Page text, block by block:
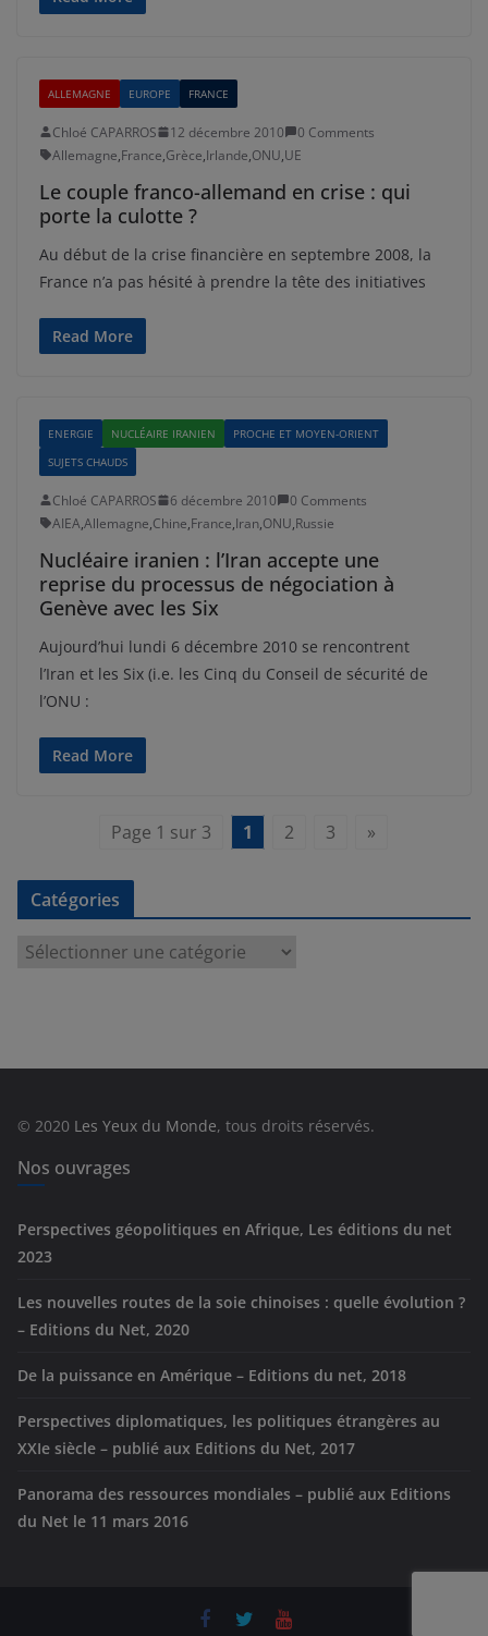
ALLEMAGNE EUROPE FRANCE
Chloé CAPARROS 12 décembre 2010
0 Comments
Allemagne,France,Grèce,Irlande,ONU,UE
Le couple franco-allemand en crise : qui
porte la culotte ?
Au début de la crise financière en septembre 2008, la
France n’a pas hésité à prendre la tête des initiatives
Read More
ENERGIE NUCLÉAIRE IRANIEN
PROCHE ET MOYEN-ORIENT
SUJETS CHAUDS
Chloé CAPARROS 6 décembre 2010
0 Comments
AIEA,Allemagne,Chine,France,Iran,ONU,Russie
Nucléaire iranien : l’Iran accepte une
reprise du processus de négociation à
Genève avec les Six
Aujourd’hui lundi 6 décembre 2010 se rencontrent
l’Iran et les Six (i.e. les Cinq du Conseil de sécurité de
l’ONU :
Read More
Page 1 sur 3 1 2 3 »
Catégories
e
s
© 2020 Les Yeux du Monde, tous droits réservés.
Nos ouvrages
Perspectives géopolitiques en Afrique, Les éditions du net
2023
Les nouvelles routes de la soie chinoises : quelle évolution ?
– Editions du Net, 2020
De la puissance en Amérique – Editions du net, 2018
Perspectives diplomatiques, les politiques étrangères au
XXIe siècle – publié aux Editions du Net, 2017
Panorama des ressources mondiales – publié aux Editions
du Net le 11 mars 2016